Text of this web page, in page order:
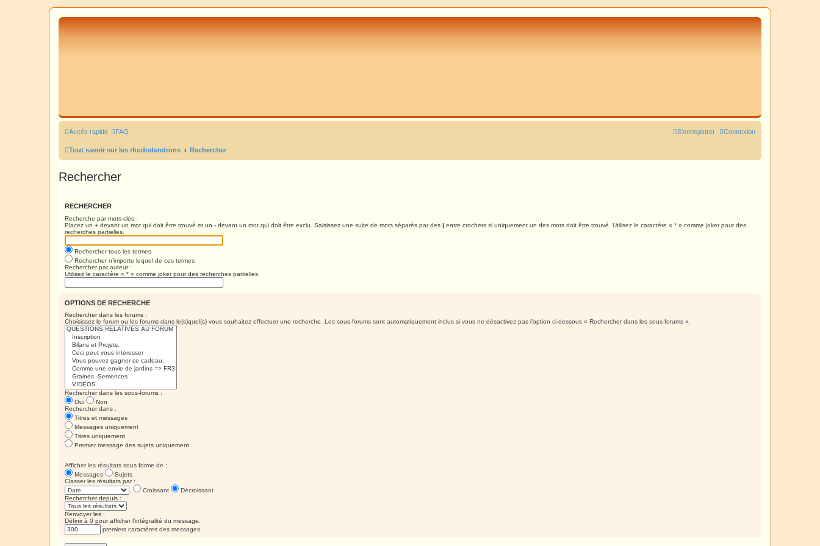
Accès rapide FAQ Connexion
S’enregistrer
Tout savoir sur les rhododendrons Rechercher
Rechercher
RECHERCHER
Recherche par mots-clés :
Placez un + devant un mot qui doit être trouvé et un - devant un mot qui doit être exclu. Saisissez une suite de mots séparés par des | entre crochets si uniquement un des mots doit être trouvé. Utilisez le caractère « * » comme joker pour des
recherches partielles.
Rechercher tous les termes
Rechercher n’importe lequel de ces termes
Rechercher par auteur :
Utilisez le caractère « * » comme joker pour des recherches partielles.
OPTIONS DE RECHERCHE
Rechercher dans les forums :
Choisissez le forum ou les forums dans le(s)quel(s) vous souhaitez effectuer une recherche. Les sous-forums sont automatiquement inclus si vous ne désactivez pas l’option ci-dessous « Rechercher dans les sous-forums ».
Rechercher dans les sous-forums :
Oui
Non
Rechercher dans :
Titres et messages
Messages uniquement
Titres uniquement
Premier message des sujets uniquement
Afficher les résultats sous forme de :
Messages
Sujets
Classer les résultats par :
Croissant
Décroissant
Rechercher depuis :
Renvoyer les :
Définir à 0 pour afficher l’intégralité du message.
premiers caractères des messages